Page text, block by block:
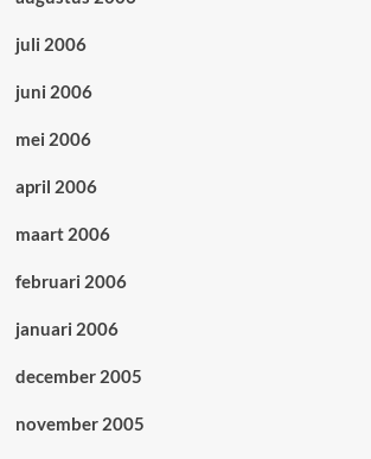
juli 2006
juni 2006
mei 2006
april 2006
maart 2006
februari 2006
januari 2006
december 2005
november 2005